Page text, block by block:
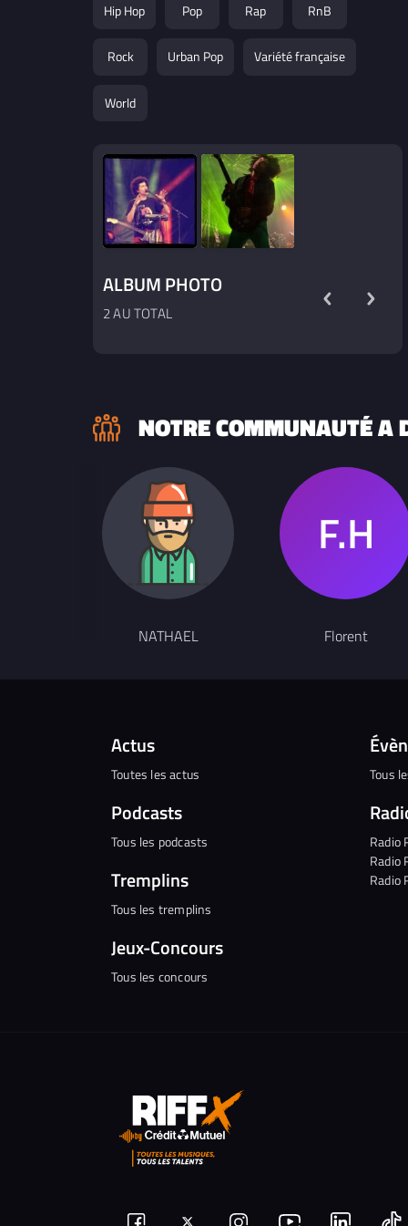
discographique importante avec la sortie
Hip Hop Pop Rap RnB
Rock Urban Pop Variété française
World
ALBUM PHOTO
2 AU TOTAL
NOTRE COMMUNAUTÉ A
NATHAEL Florent
Actus
Toutes les actus
Podcasts
Tous les podcasts
Tremplins
Tous les tremplins
Jeux-Concours
Tous les concours
Tous
Radio
Radio
Radio